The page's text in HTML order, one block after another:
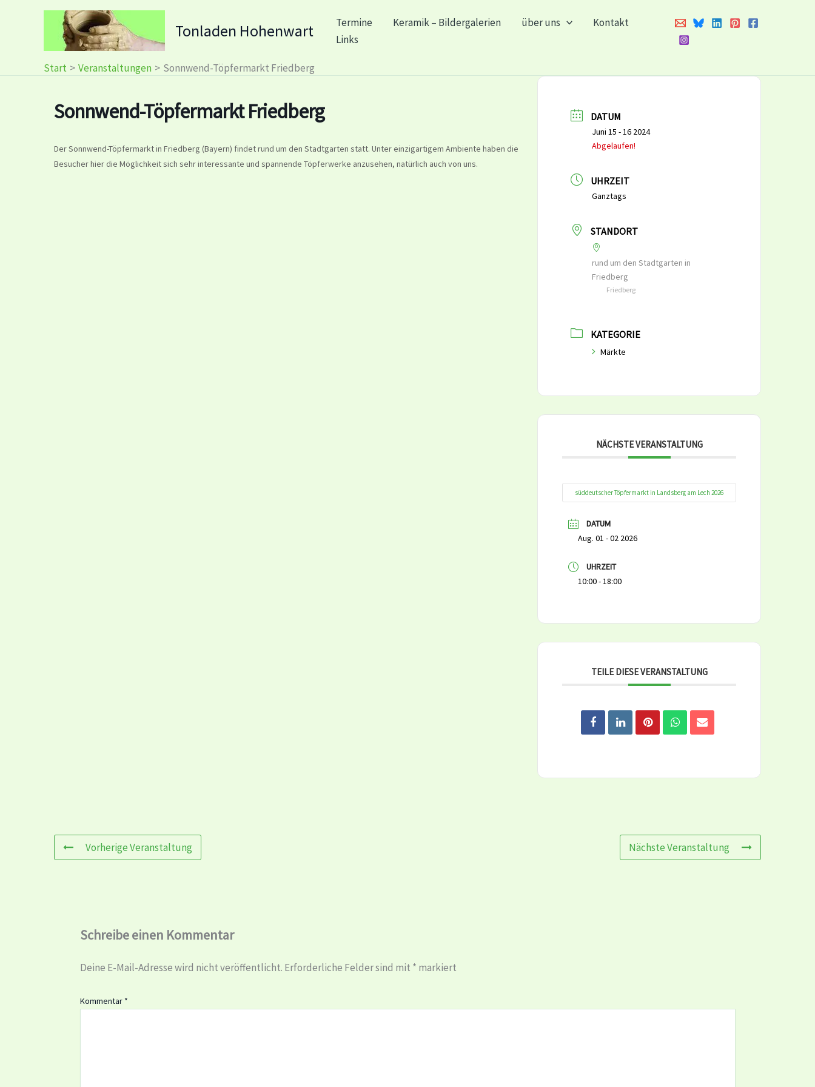
Tonladen Hohenwart Termine Keramik – Bildergalerien über uns
Kontakt
Links
Start Veranstaltungen Sonnwend-Töpfermarkt Friedberg
Sonnwend-Töpfermarkt Friedberg
Der Sonnwend-Töpfermarkt in Friedberg (Bayern) findet rund um den Stadtgarten statt. Unter einzigartigem Ambiente haben die
Besucher hier die Möglichkeit sich sehr interessante und spannende Töpferwerke anzusehen, natürlich auch von uns.
DATUM
Juni 15 - 16 2024
Abgelaufen!
UHRZEIT
Ganztags
STANDORT
rund um den Stadtgarten in
Friedberg
Friedberg
KATEGORIE
Märkte
NÄCHSTE VERANSTALTUNG
süddeutscher Töpfermarkt in Landsberg am Lech 2026
DATUM
Aug. 01 - 02 2026
UHRZEIT
10:00 - 18:00
TEILE DIESE VERANSTALTUNG
Vorherige Veranstaltung Nächste Veranstaltung
Schreibe einen Kommentar
Deine E-Mail-Adresse wird nicht veröffentlicht. Erforderliche Felder sind mit * markiert
Kommentar *